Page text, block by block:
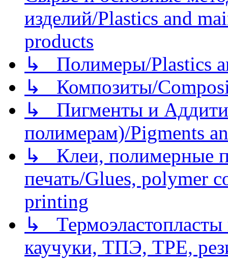
изделий/Plastics and
products
↳ Полимеры/Plastics
↳ Композиты/
↳ Пигменты и
полимерам)/Pigments
↳ Клеи, полимерные
печать/Glues, polymer
printing
↳
каучуки, ТПЭ, TPE,